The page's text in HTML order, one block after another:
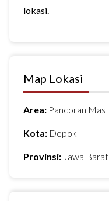
lokasi.
Map Lokasi
Area: Pancoran Mas
Kota: Depok
Provinsi: Jawa Barat